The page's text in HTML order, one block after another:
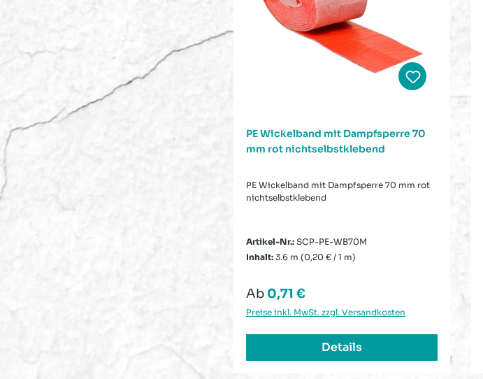
PE Wickelband mit Dampfsperre 70
mm rot nichtselbstklebend
PE Wickelband mit Dampfsperre 70 mm rot
nichtselbstklebend
Artikel-Nr.: SCP-PE-WB70M
Inhalt: 3.6 m (0,20 € / 1 m)
Regulärer Preis:
Ab 0,71 €
Preise inkl. MwSt. zzgl. Versandkosten
Details